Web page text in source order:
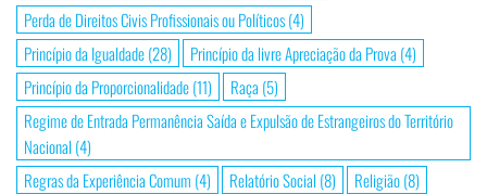
Perda de Direitos Civis Profissionais ou Políticos(4)
Princípio da Igualdade(28) Princípio da livre Apreciação da Prova (4)
Princípio da Proporcionalidade(11) Raça (5)
Regime de Entrada Permanência Saída e Expulsão de Estrangeiros do Território
Nacional (4)
Regras da Experiência Comum (4) Relatório Social (8) Religião(8)